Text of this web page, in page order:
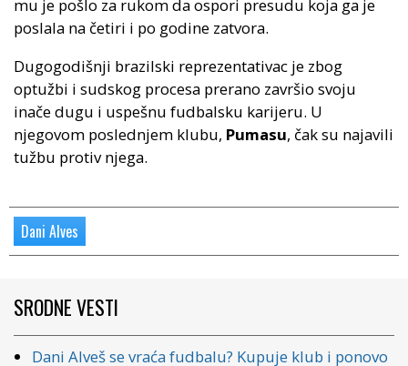
mu je pošlo za rukom da ospori presudu koja ga je
poslala na četiri i po godine zatvora.
Dugogodišnji brazilski reprezentativac je zbog
optužbi i sudskog procesa prerano završio svoju
inače dugu i uspešnu fudbalsku karijeru. U
njegovom poslednjem klubu, Pumasu, čak su najavili
tužbu protiv njega.
Dani Alves
SRODNE VESTI
Dani Alveš se vraća fudbalu? Kupuje klub i ponovo